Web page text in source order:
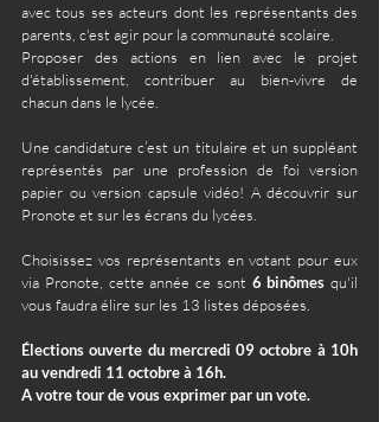
avec tous ses acteurs dont les représentants des
parents, c'est agir pour la communauté scolaire.
Proposer des actions en lien avec le projet
d'établissement, contribuer au bien-vivre de
chacun dans le lycée.
Une candidature c’est un titulaire et un suppléant
représentés par une profession de foi version
papier ou version capsule vidéo! A découvrir sur
Pronote et sur les écrans du lycées.
Choisissez vos représentants en votant pour eux
via Pronote, cette année ce sont 6 binômes qu'il
vous faudra élire sur les 13 listes déposées.
Élections ouverte du mercredi 09 octobre à 10h
au vendredi 11 octobre à 16h.
A votre tour de vous exprimer par un vote.